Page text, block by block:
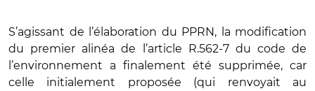
S’agissant de l’élaboration du PPRN, la modification
du premier alinéa de l’article R.562-7 du code de
l’environnement a finalement été supprimée, car
celle initialement proposée (qui renvoyait au